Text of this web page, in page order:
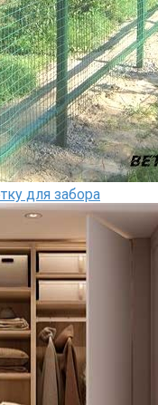
для забора